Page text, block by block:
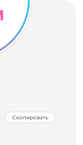
Скопировать